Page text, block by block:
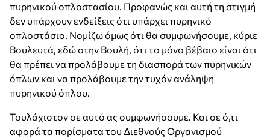
πυρηνικού οπλοστασίου. Προφανώς και αυτή τη στιγμή
δεν υπάρχουν ενδείξεις ότι υπάρχει πυρηνικό
οπλοστάσιο. Νομίζω όμως ότι θα συμφωνήσουμε, κύριε
Βουλευτά, εδώ στην Βουλή, ότι το μόνο βέβαιο είναι ότι
θα πρέπει να προλάβουμε τη διασπορά των πυρηνικών
όπλων και να προλάβουμε την τυχόν ανάληψη
πυρηνικού όπλου.
Τουλάχιστον σε αυτό ας συμφωνήσουμε. Και σε ό,τι
αφορά τα πορίσματα του Διεθνούς Οργανισμού